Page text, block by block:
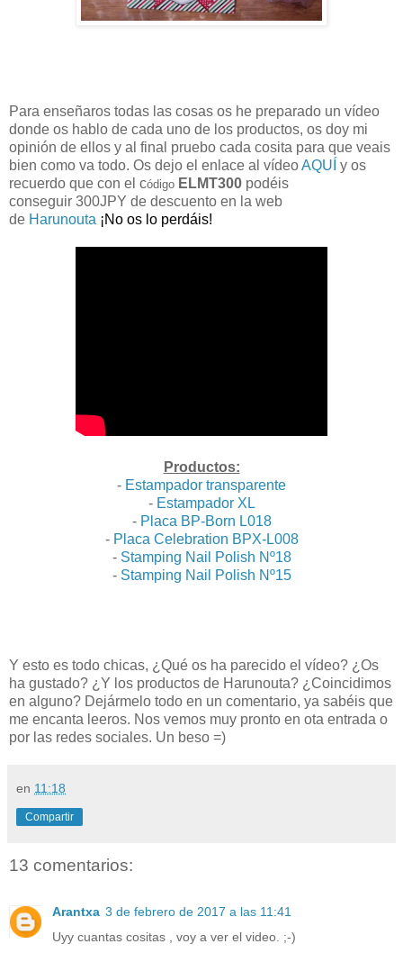
Para enseñaros todas las cosas os he preparado un vídeo
donde os hablo de cada uno de los productos, os doy mi
opinión de ellos y al final pruebo cada cosita para que veais
bien como va todo. Os dejo el enlace al vídeoAQUÍ y os
recuerdo que con el código ELMT300 podéis
conseguir 300JPY de descuento en la web
de Harunouta ¡No os lo perdáis!
Productos:
- Estampador transparente
- Estampador XL
- Placa BP-Born L018
- Placa Celebration BPX-L008
- Stamping Nail Polish Nº18
- Stamping Nail Polish Nº15
Y esto es todo chicas, ¿Qué os ha parecido el vídeo? ¿Os
ha gustado? ¿Y los productos de Harunouta? ¿Coincidimos
en alguno? Dejármelo todo en un comentario, ya sabéis que
me encanta leeros. Nos vemos muy pronto en ota entrada o
por las redes sociales. Un beso =)
en 11:18
Compartir
13 comentarios:
Arantxa 3 de febrero de 2017 a las 11:41
Uyy cuantas cositas , voy a ver el video. ;-)